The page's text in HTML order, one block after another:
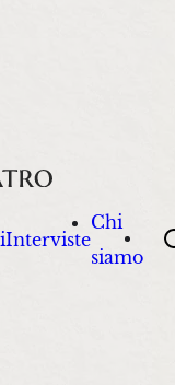
Interviste
Chi
siamo